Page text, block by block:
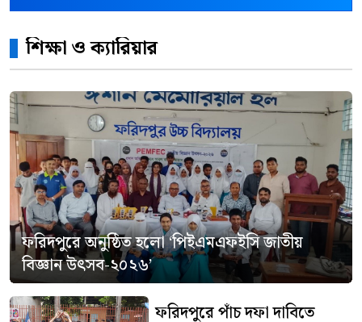
শিক্ষা ও ক্যারিয়ার
ফরিদপুরে অনুষ্ঠিত হলো ‘পিইএমএফইসি জাতীয়
বিজ্ঞান উৎসব-২০২৬’
ফরিদপুরে পাঁচ দফা দাবিতে